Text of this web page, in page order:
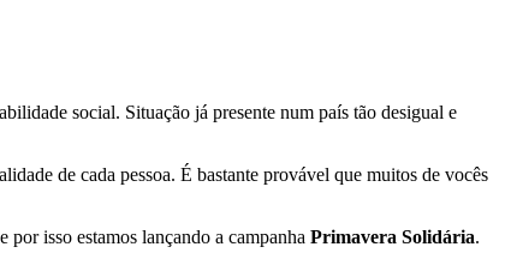
social. Situação já presente num país tão desigual e
de cada pessoa. É bastante provável que muitos de vocês
isso estamos lançando a campanha Primavera Solidária.